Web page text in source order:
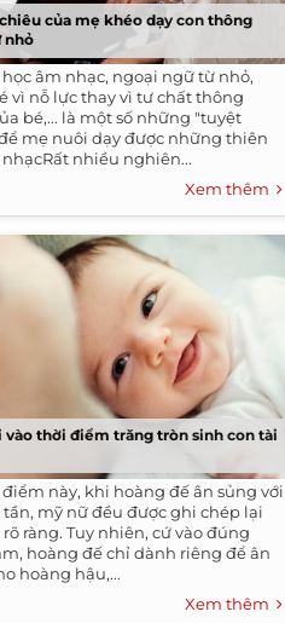
của mẹ khéo dạy con thông
nhỏ
học âm nhạc, ngoại ngữ từ nhỏ,
vì nỗ lực thay vì tư chất thông
bé,... là một số những "tuyệt
mẹ nuôi dạy được những thiên
nhiều nghiên...
Xem thêm
vào thời điểm trăng tròn sinh con tài
này, khi hoàng đế ân sủng với
tần, mỹ nữ đều được ghi chép lại
rõ ràng. Tuy nhiên, cứ vào đúng
hoàng đế chỉ dành riêng để ân
hoàng hậu,...
Xem thêm